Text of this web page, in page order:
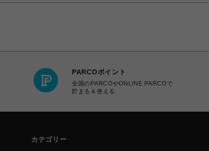
PARCOポイント
全国のPARCOやONLINE PARCOで
貯まる＆使える
カテゴリー